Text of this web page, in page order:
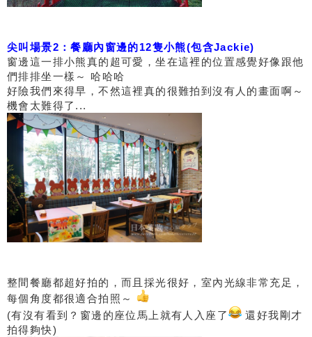
尖叫場景2：餐廳內窗邊的12隻小熊(包含Jackie)
窗邊這一排小熊真的超可愛，坐在這裡的位置感覺好像跟他
們排排坐一樣～ 哈哈哈
好險我們來得早，不然這裡真的很難拍到沒有人的畫面啊～
機會太難得了...
整間餐廳都超好拍的，而且採光很好，室內光線非常充足，
每個角度都很適合拍照～
(有沒有看到？窗邊的座位馬上就有人入座了
還好我剛才
拍得夠快)